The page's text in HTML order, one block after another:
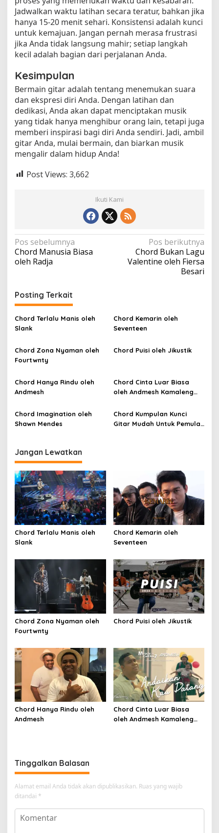
Jadwalkan waktu latihan secara teratur, bahkan jika
hanya 15-20 menit sehari. Konsistensi adalah kunci
untuk kemajuan. Jangan pernah merasa frustrasi
jika Anda tidak langsung mahir; setiap langkah
kecil adalah bagian dari perjalanan Anda.
Kesimpulan
Bermain gitar adalah tentang menemukan suara
dan ekspresi diri Anda. Dengan latihan dan
dedikasi, Anda akan dapat menciptakan musik
yang tidak hanya menghibur orang lain, tetapi juga
memberi inspirasi bagi diri Anda sendiri. Jadi, ambil
gitar Anda, mulai bermain, dan biarkan musik
mengalir dalam hidup Anda!
Post Views: 3,662
Ikuti Kami
N
a
g
a
s
p
o
s
Pos sebelumnya
Chord Manusia Biasa
oleh Radja
Pos berikutnya
Chord Bukan Lagu
Valentine oleh Fiersa
Besari
Posting Terkait
Chord Terlalu Manis oleh
Slank
Chord Kemarin oleh
Seventeen
Chord Zona Nyaman oleh
Fourtwnty
Chord Puisi oleh Jikustik
Chord Hanya Rindu oleh
Andmesh
Chord Cinta Luar Biasa
oleh Andmesh Kamaleng
SKA)
Chord Imagination oleh
Shawn Mendes
Chord Kumpulan Kunci
Gitar Mudah Untuk Pemula
Jangan Lewatkan
Chord Terlalu Manis oleh
Slank
Chord Kemarin oleh
Seventeen
Chord Zona Nyaman oleh
Fourtwnty
Chord Puisi oleh Jikustik
Chord Hanya Rindu oleh
Andmesh
Chord Cinta Luar Biasa
oleh Andmesh Kamaleng
Tinggalkan Balasan
Alamat email Anda tidak akan dipublikasikan. Ruas yang wajib
ditandai *